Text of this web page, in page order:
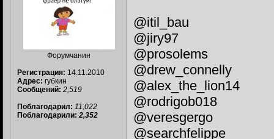
Форумчанин
Регистрация: 14.11.2010
Адрес: губкин
Сообщений: 2,519
Поблагодарил: 11,022
Поблагодарили: 2,352
@itil_bau
@jiry97
@prosolems
@drew_connelly
@alex_the_lion14
@rodrigob018
@veresgergo
@searchfelippe